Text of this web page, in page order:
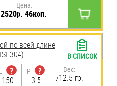
Цена:
2520р. 46коп.
по всей длине
304)
L
?
150
P
?
3.5
Вес:
712.5 гр.
В СПИСОК